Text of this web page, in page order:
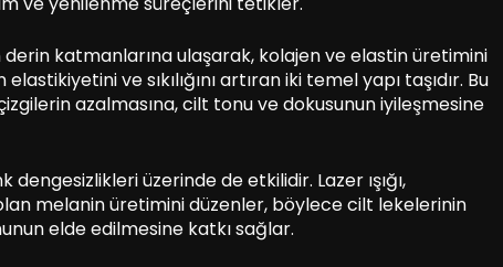
derin katmanlarına ulaşarak, kolajen ve elastin üretimini
ve sıkılığını artıran iki temel yapı taşıdır. Bu
azalmasına, cilt tonu ve dokusunun iyileşmesine
üzerinde de etkilidir. Lazer ışığı,
melanin üretimini düzenler, böylece cilt lekelerinin
elde edilmesine katkı sağlar.